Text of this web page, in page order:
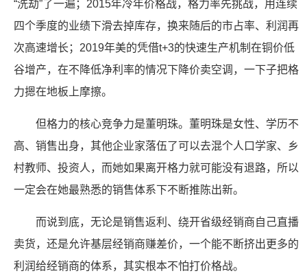
“洗劫”了一遍；2015年冷年价格战，格力率先挑战，用连续
四个季度的业绩下滑去掉库存，换来随后的市占率、利润再
次高速增长；2019年美的凭借t+3的快速生产机制在铜价低
谷增产，在不降低净利率的情况下降价卖空调，一下子把格
力摁在地板上摩擦。
但格力的核心竞争力是董明珠。董明珠是女性、学历不
高、销售出身，其他企业家落伍了可以去混个人口学家、乡
村教师、投资人，而她如果离开格力就可能没有退路，所以
一定会在她最熟悉的销售体系下不断推陈出新。
而说到底，无论是销售返利、绕开省级经销商自己直播
卖货，还是允许基层经销商赚差价，一个能不断挤出更多的
利润给经销商的体系，其实根本不怕打价格战。